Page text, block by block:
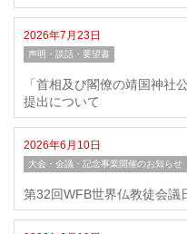
2026年7月23日
声明・談話・要望書
「首相及び閣僚の靖国神社
提出について
2026年6月10日
大会・会議・記念事業開催のお知らせ
第32回WFB世界仏教徒会議